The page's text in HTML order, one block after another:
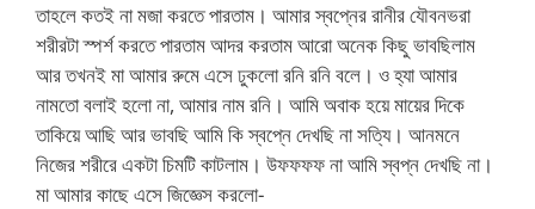
তাহলে কতই না মজা করতে পারতাম। আমার স্বপ্নের রানীর যৌবনভরা
শরীরটা স্পর্শ করতে পারতাম আদর করতাম আরো অনেক কিছু ভাবছিলাম
আর তখনই মা আমার রুমে এসে ঢুকলো রনি রনি বলে। ও হ্যা আমার
নামতো বলাই হলো না, আমার নাম রনি। আমি অবাক হয়ে মায়ের দিকে
তাকিয়ে আছি আর ভাবছি আমি কি স্বপ্নে দেখছি না সত্যি। আনমনে
নিজের শরীরে একটা চিমটি কাটলাম। উফফফফ না আমি স্বপ্ন দেখছি না।
মা আমার কাছে এসে জিজ্ঞেস করলো-